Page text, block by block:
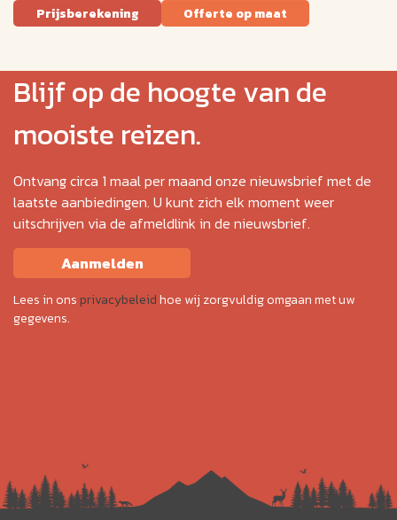
Prijsberekening Offerte op maat
Blijf op de hoogte van de
mooiste reizen.
Ontvang circa 1 maal per maand onze nieuwsbrief met de
laatste aanbiedingen. U kunt zich elk moment weer
uitschrijven via de afmeldlink in de nieuwsbrief.
Aanmelden
Lees in onsprivacybeleidhoe wij zorgvuldig omgaan met uw
gegevens.